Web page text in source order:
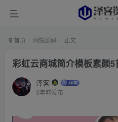
首页 网站源码 正文
彩虹云商城简介模板素颜
泽客
3年前发布